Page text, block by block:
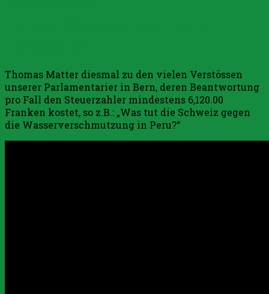
Referendum
Thomas Matter diesmal zu den vielen Verstössen
unserer Parlamentarier in Bern, deren Beantwortung
pro Fall den Steuerzahler mindestens 6,120.00
Franken kostet, so z.B.: „Was tut die Schweiz gegen
die Wasserverschmutzung in Peru?“